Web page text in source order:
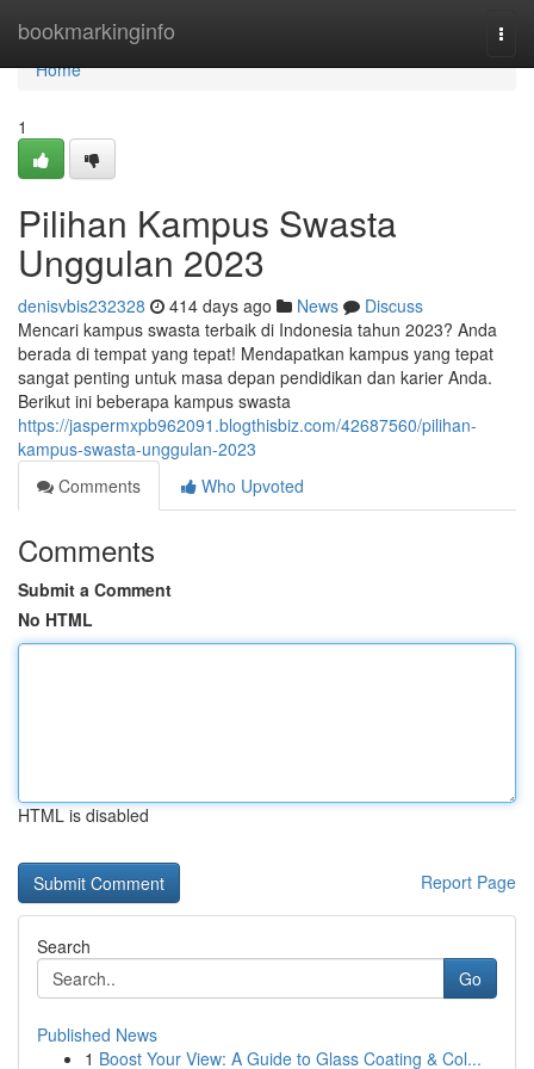
bookmarkinginfo
Home
Home
1
Pilihan Kampus Swasta
Unggulan 2023
denisvbis232328 414 days ago News
Discuss
Mencari kampus swasta terbaik di Indonesia tahun 2023? Anda
berada di tempat yang tepat! Mendapatkan kampus yang tepat
sangat penting untuk masa depan pendidikan dan karier Anda.
Berikut ini beberapa kampus swasta
https://jaspermxpb962091.blogthisbiz.com/42687560/pilihan-
kampus-swasta-unggulan-2023
Comments
Who Upvoted
Comments
Submit a Comment
No HTML
HTML is disabled
Report Page
Search
Go
Published News
1 Boost Your View: A Guide to Glass Coating & Col...